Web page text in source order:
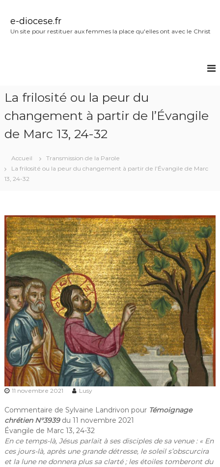
e-diocese.fr
Un site pour restituer aux femmes la place qu'elles ont avec le Christ
La frilosité ou la peur du
changement à partir de l’Évangile
de Marc 13, 24-32
Accueil
Transmission de la Parole
La frilosité ou la peur du changement à partir de l’Évangile de Marc
13, 24-32
11 novembre 2021 Lusy
Commentaire de Sylvaine Landrivon pour Témoignage
chrétien N°3939 du 11 novembre 2021
Évangile de Marc 13, 24-32
En ce temps-là, Jésus parlait à ses disciples de sa venue : « En
ces jours-là, après une grande détresse, le soleil s’obscurcira
et la lune ne donnera plus sa clarté ; les étoiles tomberont du